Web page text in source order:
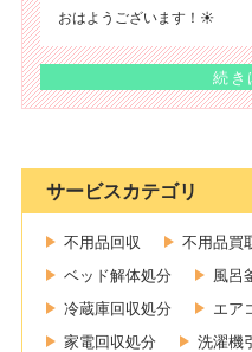
おはようございます！☀️
続き
サービスカテゴリ
不用品回収 不用品買
ベッド解体処分
風呂
冷蔵庫回収処分
エア
家電回収処分
洗濯機